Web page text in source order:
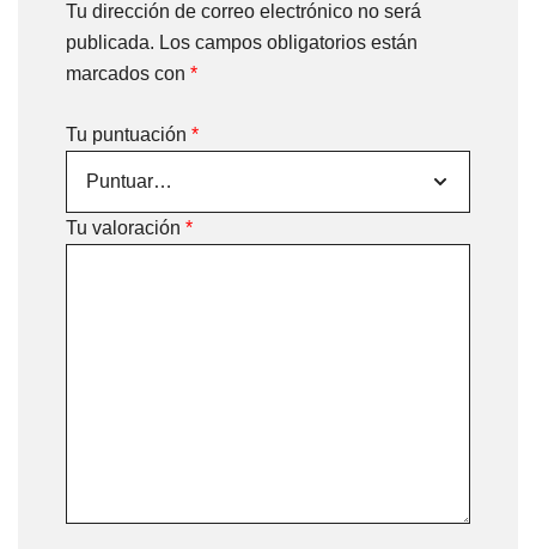
Tu dirección de correo electrónico no será
publicada. Los campos obligatorios están
marcados con *
Tu puntuación *
Tu valoración *